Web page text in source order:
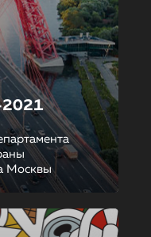
2021
Москвы